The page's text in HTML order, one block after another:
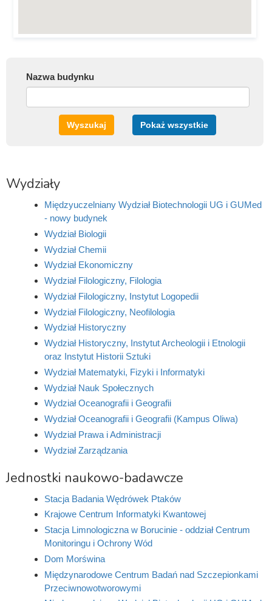
Nazwa budynku
Wyszukaj Pokaż wszystkie
Wydziały
Międzyuczelniany Wydział Biotechnologii UG i GUMed
- nowy budynek
Wydział Biologii
Wydział Chemii
Wydział Ekonomiczny
Wydział Filologiczny, Filologia
Wydział Filologiczny, Instytut Logopedii
Wydział Filologiczny, Neofilologia
Wydział Historyczny
Wydział Historyczny, Instytut Archeologii i Etnologii
oraz Instytut Historii Sztuki
Wydział Matematyki, Fizyki i Informatyki
Wydział Nauk Społecznych
Wydział Oceanografii i Geografii
Wydział Oceanografii i Geografii (Kampus Oliwa)
Wydział Prawa i Administracji
Wydział Zarządzania
Jednostki naukowo-badawcze
Stacja Badania Wędrówek Ptaków
Krajowe Centrum Informatyki Kwantowej
Stacja Limnologiczna w Borucinie - oddział Centrum
Monitoringu i Ochrony Wód
Dom Morświna
Międzynarodowe Centrum Badań nad Szczepionkami
Przeciwnowotworowymi